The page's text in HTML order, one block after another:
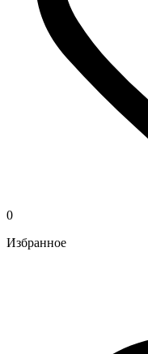
0
Избранное